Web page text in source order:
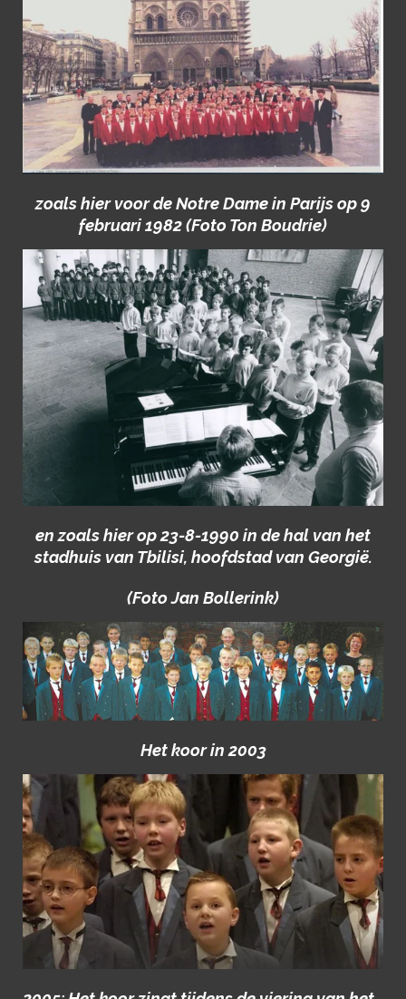
zoals hier voor de Notre Dame in Parijs op 9
februari 1982 (Foto Ton Boudrie)
en zoals hier op 23-8-1990 in de hal van het
stadhuis van Tbilisi, hoofdstad van Georgië.
(Foto Jan Bollerink)
Het koor in 2003